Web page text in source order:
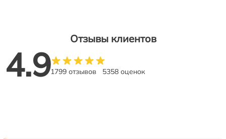
Отзывы клиентов
4.91799 отзывов 5358 оценок